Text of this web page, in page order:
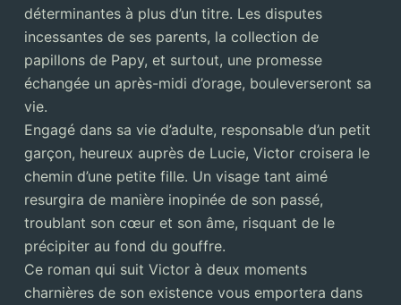
déterminantes à plus d’un titre. Les disputes
incessantes de ses parents, la collection de
papillons de Papy, et surtout, une promesse
échangée un après-midi d’orage, bouleverseront sa
vie.
Engagé dans sa vie d’adulte, responsable d’un petit
garçon, heureux auprès de Lucie, Victor croisera le
chemin d’une petite fille. Un visage tant aimé
resurgira de manière inopinée de son passé,
troublant son cœur et son âme, risquant de le
précipiter au fond du gouffre.
Ce roman qui suit Victor à deux moments
charnières de son existence vous emportera dans